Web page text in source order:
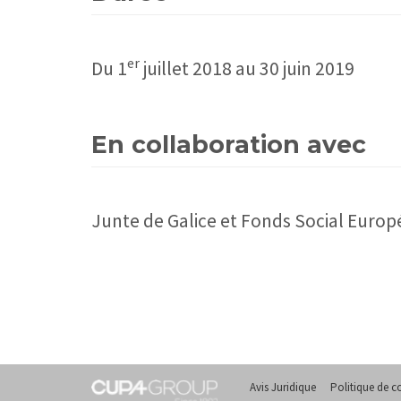
Du 1er juillet 2018 au 30 juin 2019
En collaboration avec
Junte de Galice et Fonds Social
Avis Juridique Politique de